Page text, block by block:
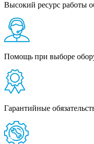
Высокий ресурс работы
Помощь при выборе
Гарантийные